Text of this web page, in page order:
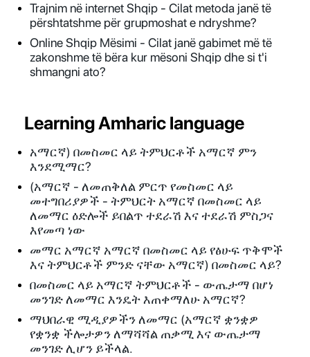
Trajnim në internet Shqip - Cilat metoda janë të
përshtatshme për grupmoshat e ndryshme?
Online Shqip Mësimi - Cilat janë gabimet më të
zakonshme të bëra kur mësoni Shqip dhe si t'i
shmangni ato?
Learning Amharic language
አማርኛ) በመስመር ላይ ትምህርቶች አማርኛ ምን
እንደሚማር?
(አማርኛ - ለመጠቅለል ምርጥ የመስመር ላይ
መተግበሪያዎች - ትምህርት አማርኛ በመስመር ላይ
ለመማር ዕድሎች ይበልጥ ተደራሽ እና ተደራሽ ምስጋና
እየመጣ ነው
መማር አማርኛ አማርኛ በመስመር ላይ የፅሁፍ ጥቅሞች
እና ትምህርቶች ምንድ ናቸው አማርኛ) በመስመር ላይ?
በመስመር ላይ አማርኛ ትምህርቶች - ውጤታማ በሆነ
መንገድ ለመማር እንዴት እጠቀማለሁ አማርኛ?
ማህበራዊ ሚዲያዎችን ለመማር (አማርኛ ቋንቋዎ
የቋንቋ ችሎታዎን ለማሻሻል ጠቃሚ እና ውጤታማ
መንገድ ሊሆን ይችላል.